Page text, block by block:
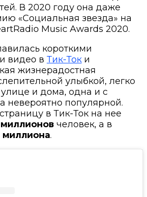
В 2020 году она даже
«Социальная звезда» на
Music Awards 2020.
короткими
видео в Тик-Ток и
жизнерадостная
улыбкой, легко
и дома, одна и с
невероятно популярной.
в Тик-Ток на нее
человек, а в
миллиона.